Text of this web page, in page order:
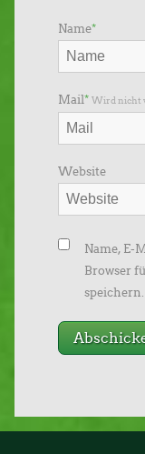
Name*
Mail* Wird nicht
Website
Name, E-
Browser
speichern.